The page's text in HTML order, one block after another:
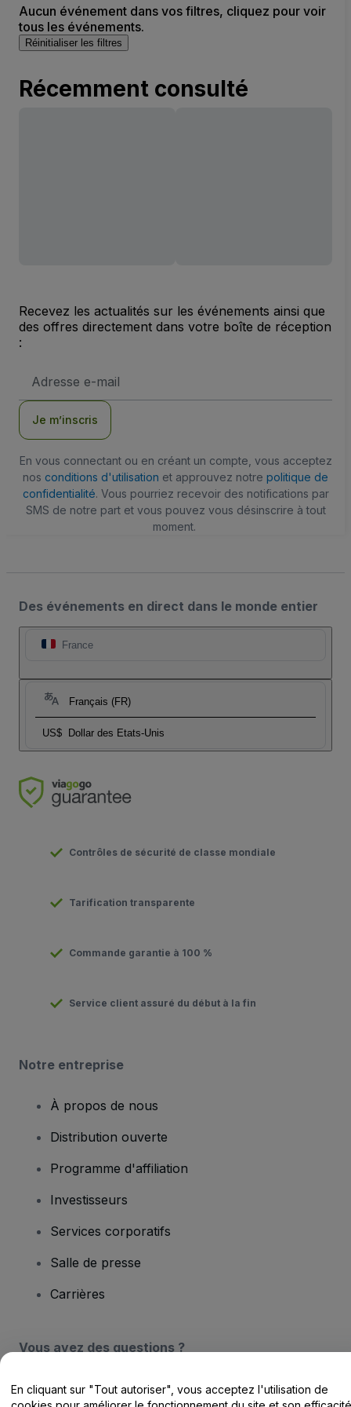
Aucun événement dans vos filtres, cliquez pour voir
tous les événements.
Réinitialiser les filtres
Récemment consulté
Recevez les actualités sur les événements ainsi que
des offres directement dans votre boîte de réception
:
e-
Je m’inscris
En vous connectant ou en créant un compte, vous acceptez
nos conditions d'utilisation et approuvez notre politique de
confidentialité. Vous pourriez recevoir des notifications par
SMS de notre part et vous pouvez vous désinscrire à tout
moment.
Des événements en direct dans le monde entier
France
Français (FR)
US$ Dollar des Etats-Unis
Contrôles de sécurité de classe mondiale
Tarification transparente
Commande garantie à 100 %
Service client assuré du début à la fin
Notre entreprise
À propos de nous
Distribution ouverte
Programme d'affiliation
Investisseurs
Services corporatifs
Salle de presse
Carrières
Vous avez des questions ?
Centre d'assistance / Nous contacter
En cliquant sur "Tout autoriser", vous acceptez l'utilisation de